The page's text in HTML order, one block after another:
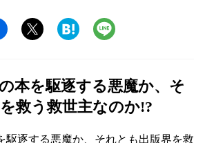
本を駆逐する悪魔か、そ
救う救世主なのか!?
駆逐する悪魔か、それとも出版界を救